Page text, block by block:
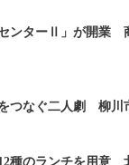
センターⅡ」が開業
をつなぐ二人劇 柳川
12種のランチを用意